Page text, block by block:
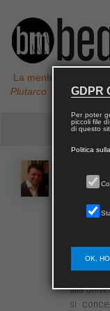
La mente non è un
Plutarco
Ha
Salerno,
alla
si
GDPR
Per poter
piccoli file
di questo
Politica
OK,